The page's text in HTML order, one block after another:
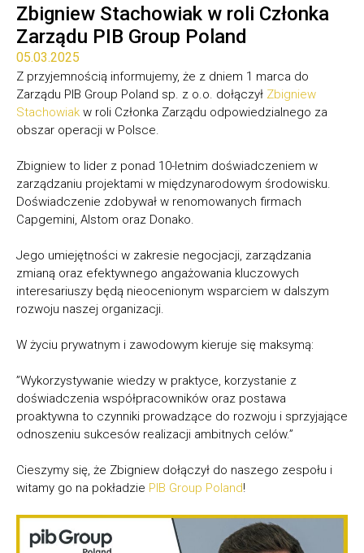
Zbigniew Stachowiak w roli Członka
Zarządu PIB Group Poland
05.03.2025
Z przyjemnością informujemy, że z dniem 1 marca do
Zarządu PIB Group Poland sp. z o.o. dołączył Zbigniew
Stachowiak w roli Członka Zarządu odpowiedzialnego za
obszar operacji w Polsce.
Zbigniew to lider z ponad 10-letnim doświadczeniem w
zarządzaniu projektami w międzynarodowym środowisku.
Doświadczenie zdobywał w renomowanych firmach
Capgemini, Alstom oraz Donako.
Jego umiejętności w zakresie negocjacji, zarządzania
zmianą oraz efektywnego angażowania kluczowych
interesariuszy będą nieocenionym wsparciem w dalszym
rozwoju naszej organizacji.
W życiu prywatnym i zawodowym kieruje się maksymą:
”Wykorzystywanie wiedzy w praktyce, korzystanie z
doświadczenia współpracowników oraz postawa
proaktywna to czynniki prowadzące do rozwoju i sprzyjające
odnoszeniu sukcesów realizacji ambitnych celów.”
Cieszymy się, że Zbigniew dołączył do naszego zespołu i
witamy go na pokładzie PIB Group Poland!